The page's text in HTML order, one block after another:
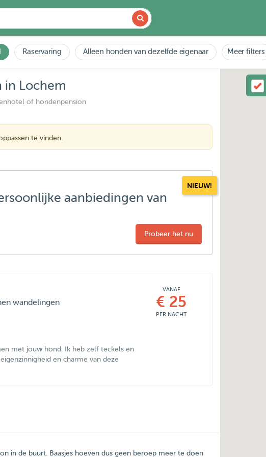
Raservaring Alleen honden van dezelfde eigenaar Meer filters
in Lochem
of hondenpension
te vinden.
NIEUW!
aanbiedingen van
Probeer het nu
wandelingen
met jouw hond. Ik heb zelf teckels en
en charme van deze
VANAF
€ 25
PER NACHT
in de buurt. Baasjes hoeven dus geen beroep meer te doen